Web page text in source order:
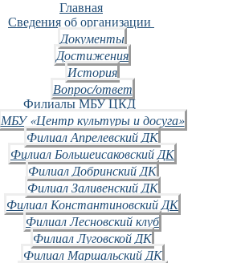
Главная
Сведения об организации
Документы
Достижения
История
Вопрос/ответ
Филиалы МБУ ЦКД
МБУ «Центр культуры и досуга»
Филиал Апрелевский ДК
Филиал Большеисаковский ДК
Филиал Добринский ДК
Филиал Заливенский ДК
Филиал Константиновский ДК
Филиал Лесновский клуб
Филиал Луговской ДК
Филиал Маршальский ДК